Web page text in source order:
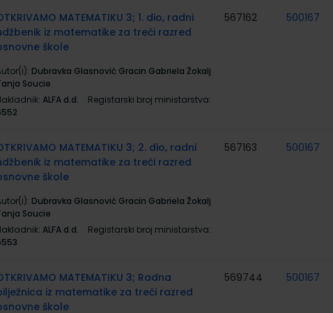
MATEMATIKU 3; 1. dio, radni
iz matematike za treći razred
škole
Dubravka Glasnović Gracin Gabriela Žokalj
Soucie
ALFA d.d.
Registarski broj ministarstva:
567162 500167
MATEMATIKU 3; 2. dio, radni
iz matematike za treći razred
škole
Dubravka Glasnović Gracin Gabriela Žokalj
Soucie
ALFA d.d.
Registarski broj ministarstva:
567163 500167
MATEMATIKU 3; Radna
iz matematike za treći razred
škole
569744 500167